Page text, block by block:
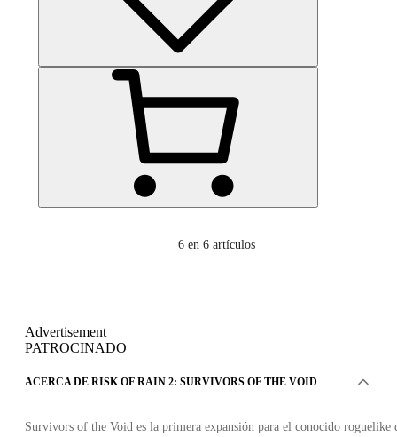
6 en 6 artículos
Advertisement
PATROCINADO
ACERCA DE RISK OF RAIN 2: SURVIVORS OF THE VOID
Survivors of the Void es la primera expansión para el conocido roguelike